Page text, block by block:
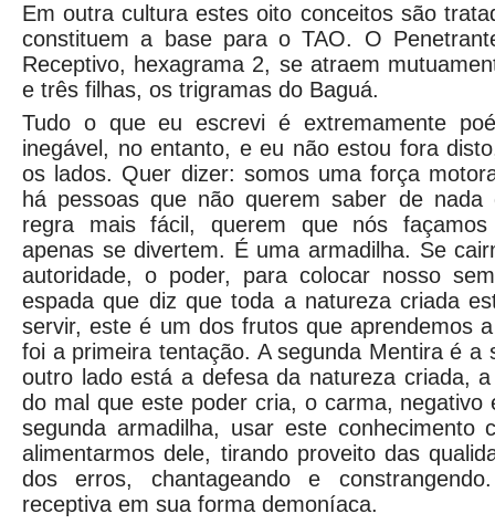
Em outra cultura estes oito conceitos são
constituem a base para o TAO. O
Receptivo, hexagrama 2, se atraem
e três filhas, os trigramas do Baguá.
Tudo o que eu escrevi é extremamente
inegável, no entanto, e eu não estou fora
os lados. Quer dizer: somos uma força
há pessoas que não querem saber de
regra mais fácil, querem que nós
apenas se divertem. É uma armadilha. Se
autoridade, o poder, para colocar nosso
espada que diz que toda a natureza criada
servir, este é um dos frutos que aprendemos
foi a primeira tentação. A segunda Mentira é a
outro lado está a defesa da natureza criada,
do mal que este poder cria, o carma, negativo
segunda armadilha, usar este
alimentarmos dele, tirando proveito das
dos erros, chantageando e
receptiva em sua forma demoníaca.